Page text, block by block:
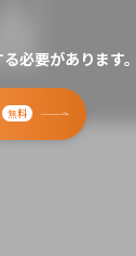
必要があります。
無料